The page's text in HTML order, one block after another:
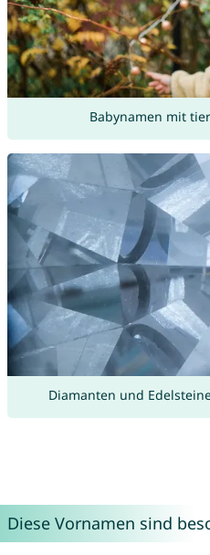
Babynamen mit
Diamanten und
Diese Vornamen sind